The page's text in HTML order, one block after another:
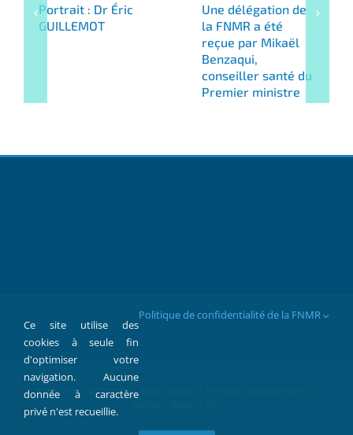
Portrait : Dr Éric
GUILLEMOT
Une délégation de
la FNMR a été
reçue par Mikaël
Benzaqui,
conseiller santé du
Premier ministre
FNMR 1907 > 2022 © Tous droits réservés |
Ce site utilise des
cookies à seule fin
d'optimiser votre
navigation. Aucune
donnée à caractère
privé n'est recueillie.
Politique de confidentialité de la FNMR